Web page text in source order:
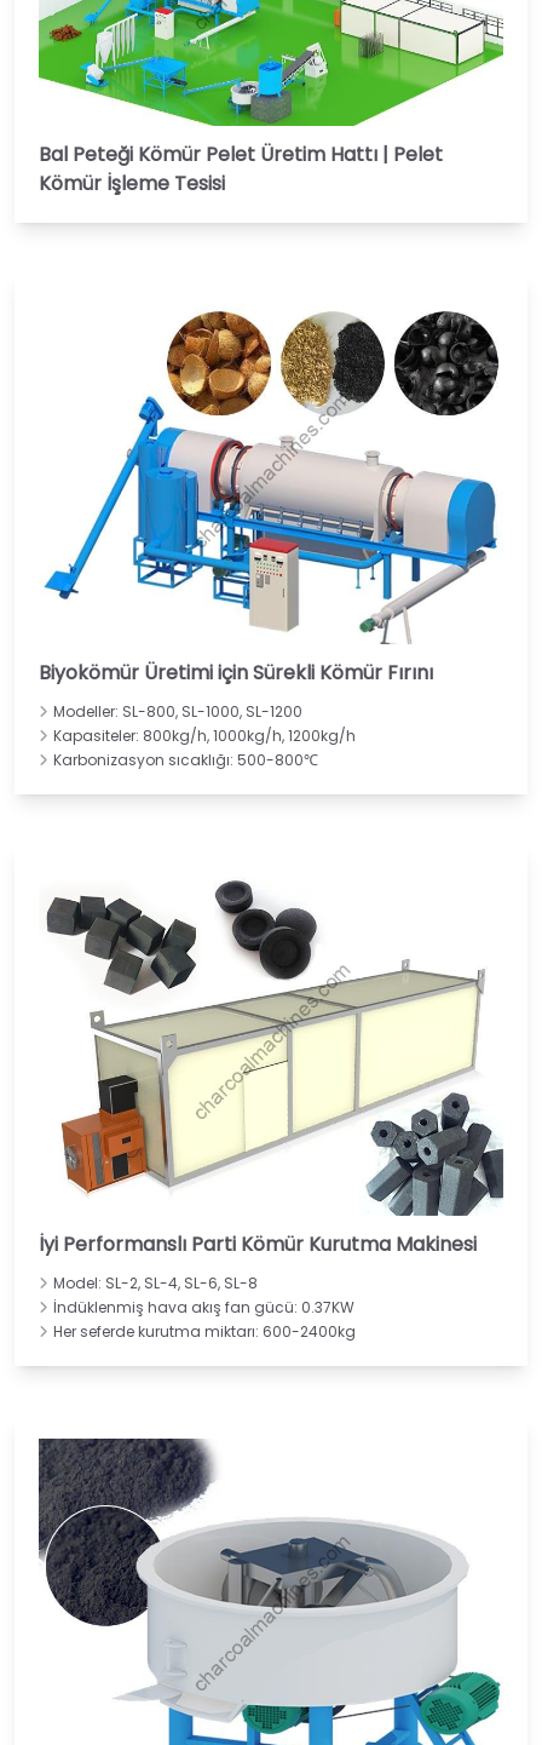
Bal Peteği Kömür Pelet Üretim Hattı | Pelet
Kömür İşleme Tesisi
Biyokömür Üretimi için Sürekli Kömür Fırını
Modeller: SL-800, SL-1000, SL-1200
Kapasiteler: 800kg/h, 1000kg/h, 1200kg/h
Karbonizasyon sıcaklığı: 500-800℃
İyi Performanslı Parti Kömür Kurutma Makinesi
Model: SL-2, SL-4, SL-6, SL-8
İndüklenmiş hava akış fan gücü: 0.37KW
Her seferde kurutma miktarı: 600-2400kg